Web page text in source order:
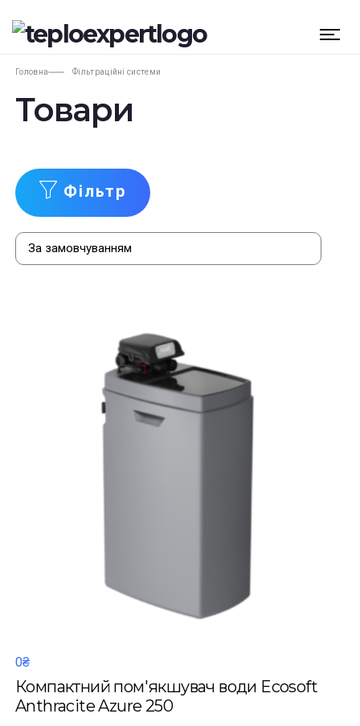
Головна Фільтраційні системи
Товари
Фільтр
0₴
Компактний пом'якшувач води Ecosoft
Anthracite Azure 250